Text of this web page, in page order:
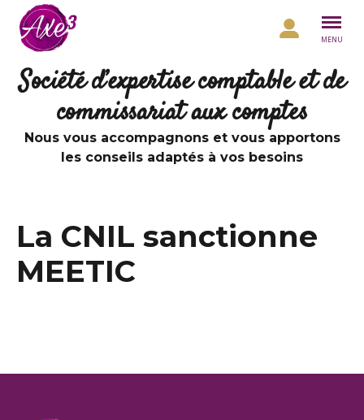
Aller au contenu
MENU
Société d’expertise comptable et de
commissariat aux comptes
Nous vous accompagnons et vous apportons
les conseils adaptés à vos besoins
La CNIL sanctionne
MEETIC